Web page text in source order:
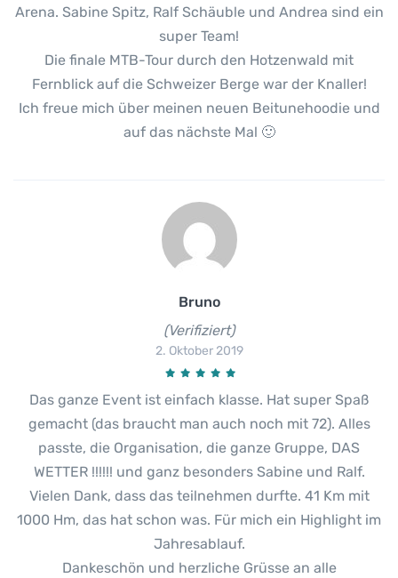
Arena. Sabine Spitz, Ralf Schäuble und Andrea sind ein
super Team!
Die finale MTB-Tour durch den Hotzenwald mit
Fernblick auf die Schweizer Berge war der Knaller!
Ich freue mich über meinen neuen Beitunehoodie und
auf das nächste Mal 🙂
Bruno
(Verifiziert)
2. Oktober 2019
Das ganze Event ist einfach klasse. Hat super Spaß
gemacht (das braucht man auch noch mit 72). Alles
passte, die Organisation, die ganze Gruppe, DAS
WETTER !!!!!! und ganz besonders Sabine und Ralf.
Vielen Dank, dass das teilnehmen durfte. 41 Km mit
1000 Hm, das hat schon was. Für mich ein Highlight im
Jahresablauf.
Dankeschön und herzliche Grüsse an alle